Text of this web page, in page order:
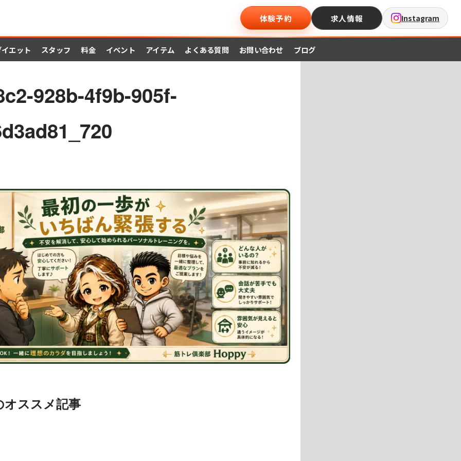
体験予約 求人情報 Instagram
エット スタッフ 料金 イベント アイテム よくある質問 お問い合わせ ブログ
928b-4f9b-905f-
ススメ記事